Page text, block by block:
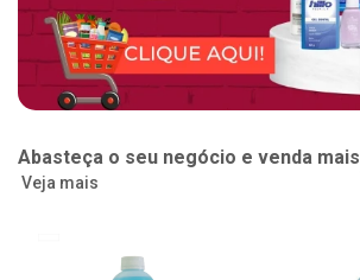
Abasteça o seu negócio e venda mais
Veja mais